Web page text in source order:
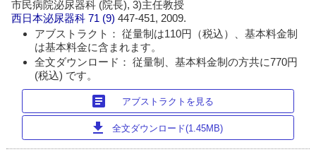
市民病院泌尿器科 (院長), 3)主任教授
西日本泌尿器科 71 (9)447-451, 2009.
アブストラクト： 従量制は110円（税込）、基本料金制
は基本料金に含まれます。
全文ダウンロード： 従量制、基本料金制の方共に770円
(税込) です。
article アブストラクトを見る
download 全文ダウンロード(1.45MB)